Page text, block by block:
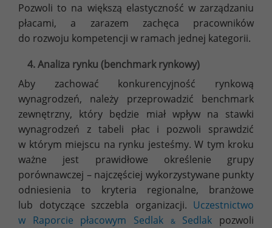
Pozwoli to na większą elastyczność w zarządzaniu
płacami, a zarazem zachęca pracowników
do rozwoju kompetencji w ramach jednej kategorii.
4. Analiza rynku (benchmark rynkowy)
Aby zachować konkurencyjność rynkową
wynagrodzeń, należy przeprowadzić benchmark
zewnętrzny, który będzie miał wpływ na stawki
wynagrodzeń z tabeli płac i pozwoli sprawdzić
w którym miejscu na rynku jesteśmy. W tym kroku
ważne jest prawidłowe określenie grupy
porównawczej – najczęściej wykorzystywane punkty
odniesienia to kryteria regionalne, branżowe
lub dotyczące szczebla organizacji. Uczestnictwo
w Raporcie płacowym Sedlak
&Sedlak pozwoli